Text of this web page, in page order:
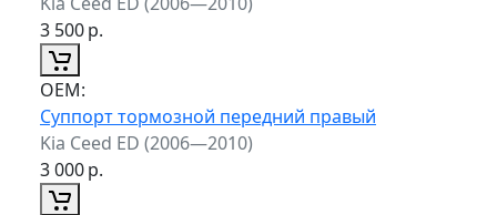
3 500р.
ОЕМ:
Суппорт тормозной передний правый
Kia Ceed ED (2006—2010)
3 000р.